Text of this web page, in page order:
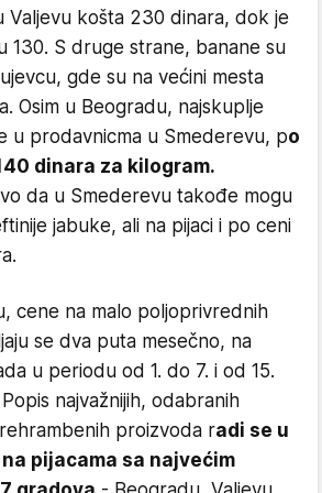
Valjevu košta 230 dinara, dok je
130. S druge strane, banane su
gde su na većini mesta
Osim u Beogradu, najskuplje
u prodavnicma u Smederevu, po
dinara za kilogram.
da u Smederevu takođe mogu
jabuke, ali na pijaci i po ceni
cene na malo poljoprivrednih
se dva puta mesečno, na
u periodu od 1. do 7. i od 15.
najvažnijih, odabranih
proizvoda radi se u
pijacama sa najvećim